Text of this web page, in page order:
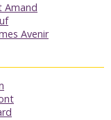
Amand
Avenir